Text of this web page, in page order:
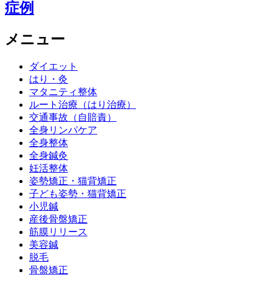
症例
メニュー
ダイエット
はり・灸
マタニティ整体
ルート治療（はり治療）
交通事故（自賠責）
全身リンパケア
全身整体
全身鍼灸
妊活整体
姿勢矯正・猫背矯正
子ども姿勢・猫背矯正
小児鍼
産後骨盤矯正
筋膜リリース
美容鍼
脱毛
骨盤矯正